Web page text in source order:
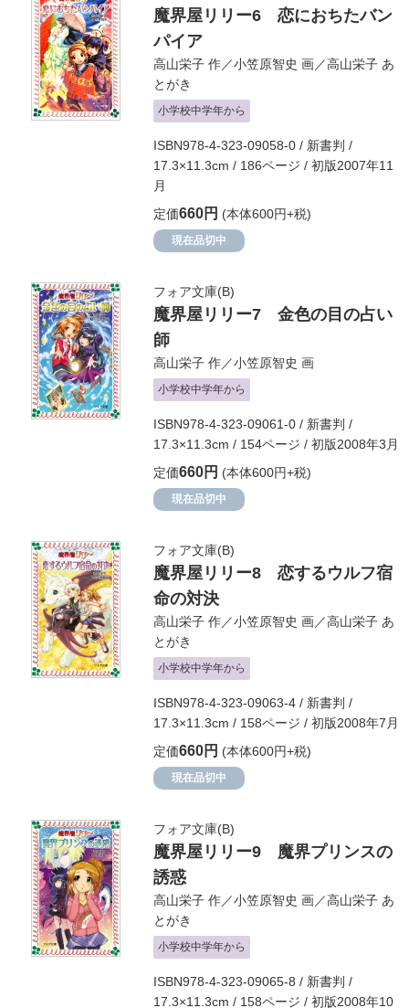
魔界屋リリー6 恋におちたバン
パイア
高山栄子 作／小笠原智史 画／高山栄子 あ
とがき
小学校中学年から
ISBN978-4-323-09058-0 / 新書判 /
17.3×11.3cm / 186ページ / 初版2007年11
月
定価660円 (本体600円+税)
現在品切中
フォア文庫(B)
魔界屋リリー7 金色の目の占い
師
高山栄子 作／小笠原智史 画
小学校中学年から
ISBN978-4-323-09061-0 / 新書判 /
17.3×11.3cm / 154ページ / 初版2008年3月
定価660円 (本体600円+税)
現在品切中
フォア文庫(B)
魔界屋リリー8 恋するウルフ宿
命の対決
高山栄子 作／小笠原智史 画／高山栄子 あ
とがき
小学校中学年から
ISBN978-4-323-09063-4 / 新書判 /
17.3×11.3cm / 158ページ / 初版2008年7月
定価660円 (本体600円+税)
現在品切中
フォア文庫(B)
魔界屋リリー9 魔界プリンスの
誘惑
高山栄子 作／小笠原智史 画／高山栄子 あ
とがき
小学校中学年から
ISBN978-4-323-09065-8 / 新書判 /
17.3×11.3cm / 158ページ / 初版2008年10